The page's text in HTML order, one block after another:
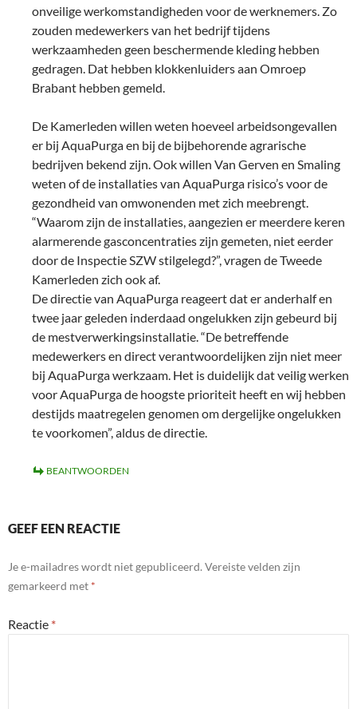
onveilige werkomstandigheden voor de werknemers. Zo
zouden medewerkers van het bedrijf tijdens
werkzaamheden geen beschermende kleding hebben
gedragen. Dat hebben klokkenluiders aan Omroep
Brabant hebben gemeld.
De Kamerleden willen weten hoeveel arbeidsongevallen
er bij AquaPurga en bij de bijbehorende agrarische
bedrijven bekend zijn. Ook willen Van Gerven en Smaling
weten of de installaties van AquaPurga risico’s voor de
gezondheid van omwonenden met zich meebrengt.
“Waarom zijn de installaties, aangezien er meerdere keren
alarmerende gasconcentraties zijn gemeten, niet eerder
door de Inspectie SZW stilgelegd?”, vragen de Tweede
Kamerleden zich ook af.
De directie van AquaPurga reageert dat er anderhalf en
twee jaar geleden inderdaad ongelukken zijn gebeurd bij
de mestverwerkingsinstallatie. “De betreffende
medewerkers en direct verantwoordelijken zijn niet meer
bij AquaPurga werkzaam. Het is duidelijk dat veilig werken
voor AquaPurga de hoogste prioriteit heeft en wij hebben
destijds maatregelen genomen om dergelijke ongelukken
te voorkomen”, aldus de directie.
BEANTWOORDEN
GEEF EEN REACTIE
Je e-mailadres wordt niet gepubliceerd. Vereiste velden zijn
gemarkeerd met *
Reactie *